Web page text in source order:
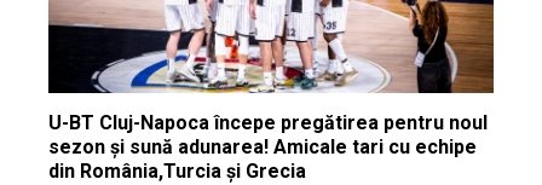
U-BT Cluj-Napoca începe pregătirea pentru noul
sezon și sună adunarea! Amicale tari cu echipe
din România,Turcia și Grecia